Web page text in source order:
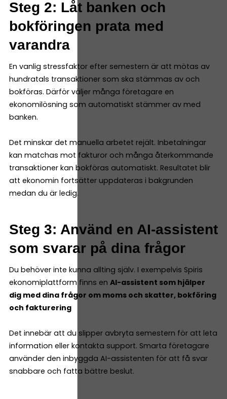
Steg 2: Låt banken och
bokföringen prata med
varandra
En vanlig stressfaktor efter semestern är att mötas av
hundratals transaktioner som ska stämmas av och
bokföras. Därför väljer många företagare en
ekonomilösning som automatiskt stämmer av med
banken.
Det minskar det manuella arbetet rejält. Inbetalningar
kan matchas mot fakturor och många återkommande
transaktioner kan bokföras automatiskt. Resultatet blir
att ekonomin fortsätter uppdateras i bakgrunden
medan du är ledig.
Steg 3: Använd en AI-assistent
som svarar på dina frågor
Du behöver inte kunna allting själv. I exempelvis Spiris
ekonomiplattform finns en AI-assistent som hjälper
dig med dina frågor om moms och skatter, bokföring
och fakturering
Det innebär att du slipper avbryta semestern för att leta
information eller kontakta support. Smarta företagare
använder den inbyggda AI-assistenten för att få svar
snabbare och fatta bättre beslut.